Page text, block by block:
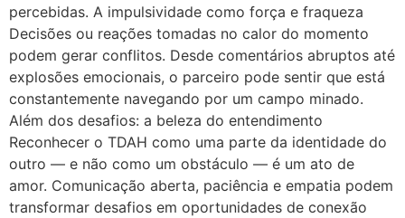
percebidas. A impulsividade como força e fraqueza
Decisões ou reações tomadas no calor do momento
podem gerar conflitos. Desde comentários abruptos até
explosões emocionais, o parceiro pode sentir que está
constantemente navegando por um campo minado.
Além dos desafios: a beleza do entendimento
Reconhecer o TDAH como uma parte da identidade do
outro — e não como um obstáculo — é um ato de
amor. Comunicação aberta, paciência e empatia podem
transformar desafios em oportunidades de conexão